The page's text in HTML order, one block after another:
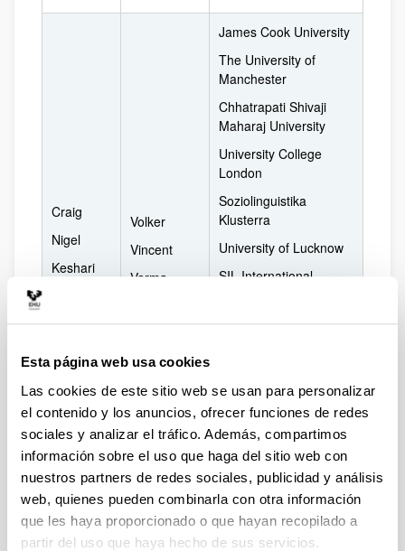
Esta página web usa cookies
Las cookies de este sitio web se usan para personalizar
el contenido y los anuncios, ofrecer funciones de redes
sociales y analizar el tráfico. Además, compartimos
información sobre el uso que haga del sitio web con
nuestros partners de redes sociales, publicidad y análisis
web, quienes pueden combinarla con otra información
que les haya proporcionado o que hayan recopilado a
partir del uso que haya hecho de sus servicios.
Craig
Nigel
Keshari
Kavita
Netra
Mani
Joseph
Ane
Justyna
Anik
Volker
Vincent
Verma
Rastogi
Rai
Osoba
Olko
Nandi
Mezhoud
James Cook University
The University of
Manchester
Chhatrapati Shivaji
Maharaj University
University College
London
Soziolinguistika
Klusterra
University of Lucknow
SIL International
Elizade University,
Independent
researcher
University of Warsaw
Woxsen University
FEL
University of
Cambridge